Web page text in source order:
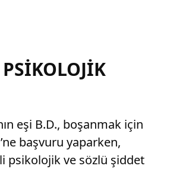
eşi B.D., boşanmak için
başvuru yaparken,
psikolojik ve sözlü şiddet